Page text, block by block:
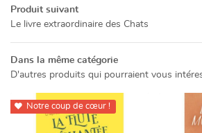
CATALOGUE
Produit suivant
Le livre extraordinaire des Chats
Dans la même catégorie
D'autres produits qui pourraient vous
 Notre coup de cœur !